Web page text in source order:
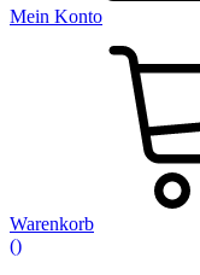
Mein Konto
Warenkorb
()